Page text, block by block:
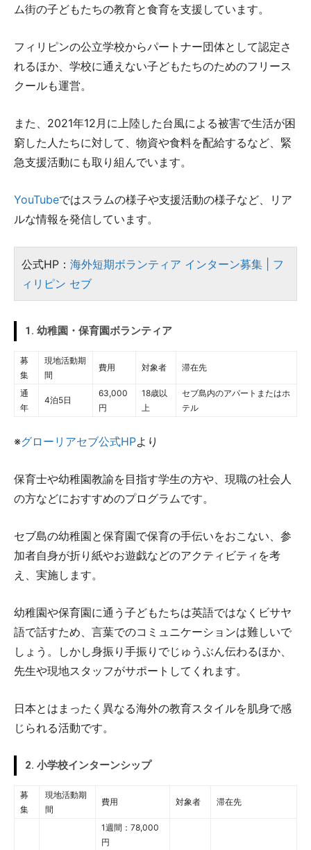
ム街の子どもたちの教育と食育を支援しています。
フィリピンの公立学校からパートナー団体として認定さ
れるほか、学校に通えない子どもたちのためのフリース
クールも運営。
また、2021年12月に上陸した台風による被害で生活が困
窮した人たちに対して、物資や食料を配給するなど、緊
急支援活動にも取り組んでいます。
YouTubeではスラムの様子や支援活動の様子など、リア
ルな情報を発信しています。
公式HP： 海外短期ボランティア インターン募集 | フ
ィリピン セブ
1. 幼稚園・保育園ボランティア
募
集
現地活動期
間
費用 対象者 滞在先
通
年
4泊5日
63,000
円
18歳以
上
セブ島内のアパートまたはホ
テル
※グローリアセブ公式HPより
保育士や幼稚園教諭を目指す学生の方や、現職の社会人
の方などにおすすめのプログラムです。
セブ島の幼稚園と保育園で保育の手伝いをおこない、参
加者自身が折り紙やお遊戯などのアクティビティを考
え、実施します。
幼稚園や保育園に通う子どもたちは英語ではなくビサヤ
語で話すため、言葉でのコミュニケーションは難しいで
しょう。しかし身振り手振りでじゅうぶん伝わるほか、
先生や現地スタッフがサポートしてくれます。
日本とはまったく異なる海外の教育スタイルを肌身で感
じられる活動です。
2. 小学校インターンシップ
募
集
現地活動期
間
費用 対象者 滞在先
1週間：78,000
円